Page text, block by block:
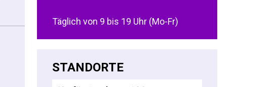
Täglich von 9 bis 19 Uhr (Mo-Fr)
STANDORTE